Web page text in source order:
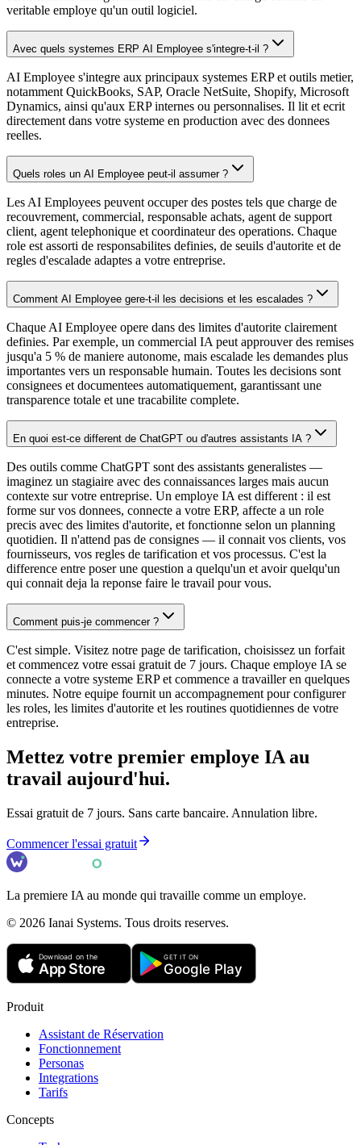
veritable employe qu'un outil logiciel.
Avec quels systemes ERP AI Employee s'integre-t-il ?
AI Employee s'integre aux principaux systemes ERP et outils metier,
notamment QuickBooks, SAP, Oracle NetSuite, Shopify, Microsoft
Dynamics, ainsi qu'aux ERP internes ou personnalises. Il lit et ecrit
directement dans votre systeme en production avec des donnees
reelles.
Quels roles un AI Employee peut-il assumer ?
Les AI Employees peuvent occuper des postes tels que charge de
recouvrement, commercial, responsable achats, agent de support
client, agent telephonique et coordinateur des operations. Chaque
role est assorti de responsabilites definies, de seuils d'autorite et de
regles d'escalade adaptes a votre entreprise.
Comment AI Employee gere-t-il les decisions et les escalades ?
Chaque AI Employee opere dans des limites d'autorite clairement
definies. Par exemple, un commercial IA peut approuver des remises
jusqu'a 5 % de maniere autonome, mais escalade les demandes plus
importantes vers un responsable humain. Toutes les decisions sont
consignees et documentees automatiquement, garantissant une
transparence totale et une tracabilite complete.
En quoi est-ce different de ChatGPT ou d'autres assistants IA ?
Des outils comme ChatGPT sont des assistants generalistes —
imaginez un stagiaire avec des connaissances larges mais aucun
contexte sur votre entreprise. Un employe IA est different : il est
forme sur vos donnees, connecte a votre ERP, affecte a un role
precis avec des limites d'autorite, et fonctionne selon un planning
quotidien. Il n'attend pas de consignes — il connait vos clients, vos
fournisseurs, vos regles de tarification et vos processus. C'est la
difference entre poser une question a quelqu'un et avoir quelqu'un
qui connait deja la reponse faire le travail pour vous.
Comment puis-je commencer ?
C'est simple. Visitez notre page de tarification, choisissez un forfait
et commencez votre essai gratuit de 7 jours. Chaque employe IA se
connecte a votre systeme ERP et commence a travailler en quelques
minutes. Notre equipe fournit un accompagnement pour configurer
les roles, les limites d'autorite et les routines quotidiennes de votre
entreprise.
Mettez votre premier employe IA au
travail aujourd'hui.
Essai gratuit de 7 jours. Sans carte bancaire. Annulation libre.
Commencer l'essai gratuit
La premiere IA au monde qui travaille comme un employe.
© 2026 Ianai Systems. Tous droits reserves.
Produit
Assistant de Réservation
Fonctionnement
Personas
Integrations
Tarifs
Concepts